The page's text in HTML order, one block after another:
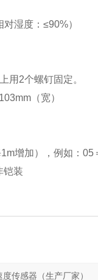
湿度：≤90%）
用2个螺钉固定。
（宽）
增加），例如：05
铠装